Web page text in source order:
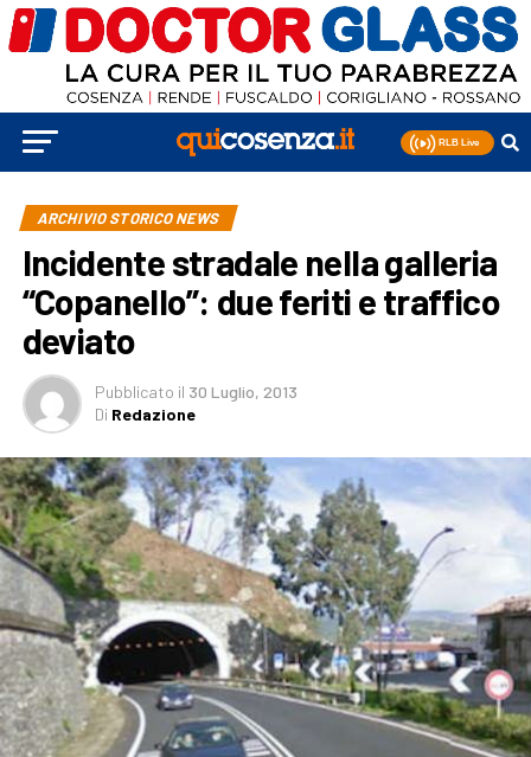
ARCHIVIO STORICO NEWS
Incidente stradale nella galleria
“Copanello”: due feriti e traffico
deviato
Pubblicato il 30 Luglio, 2013
Di Redazione